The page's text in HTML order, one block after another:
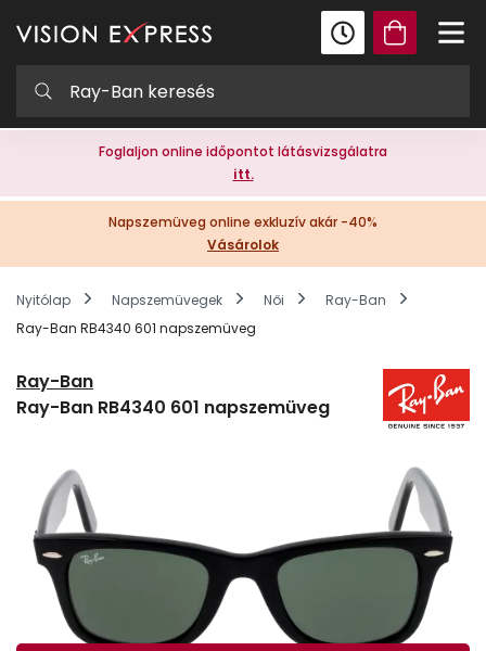
Foglaljon online időpontot látásvizsgálatra
itt.
Napszemüveg online exkluzív akár -40%
Vásárolok
Nyitólap Napszemüvegek Női
Ray-Ban
Ray-Ban RB4340 601 napszemüveg
Ray-Ban
Ray-Ban RB4340 601 napszemüveg